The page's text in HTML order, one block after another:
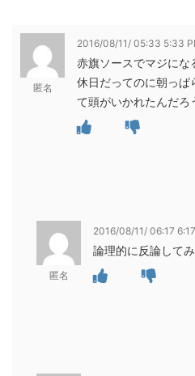
匿名
2016/08/11/ 05:33 5:33
赤旗ソースでマジにな
休日だってのに朝っぱ
て頭がいかれたんだろ
匿名
2016/08/11/ 06:17
論理的に反論してみ